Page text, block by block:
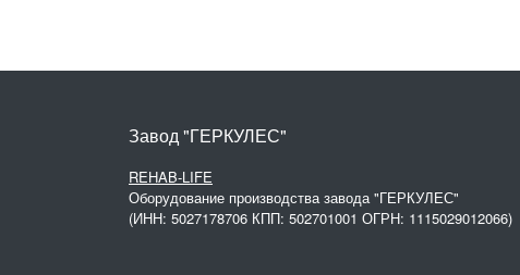
Завод "ГЕРКУЛЕС"
REHAB-LIFE
Оборудование производства завода "ГЕРКУЛЕС"
(ИНН: 5027178706 КПП: 502701001 ОГРН: 1115029012066)